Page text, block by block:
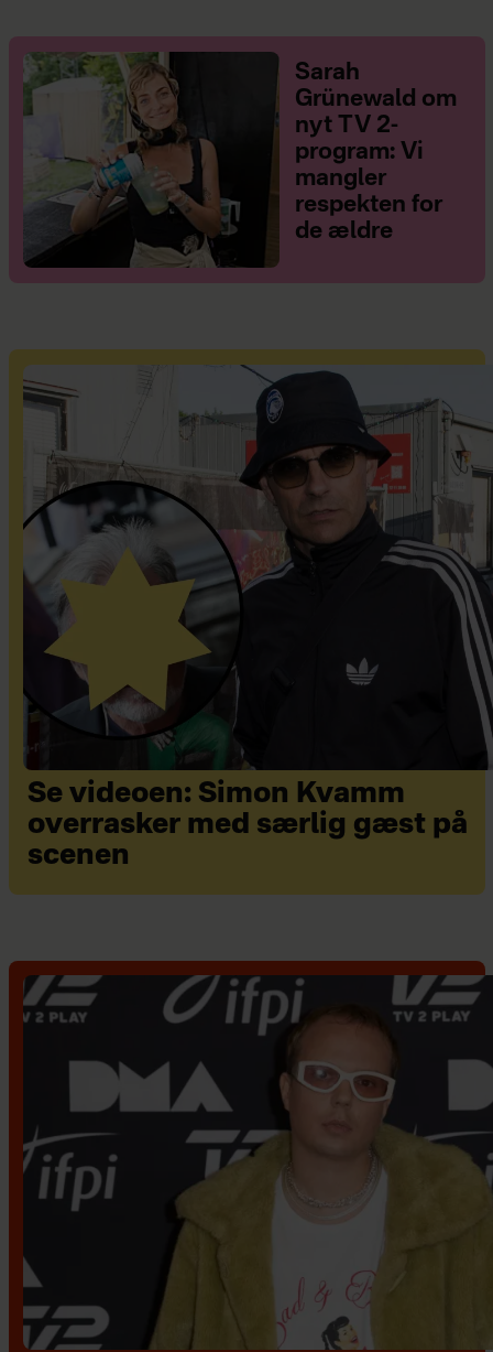
Sarah
Grünewald om
nyt TV 2-
program: Vi
mangler
respekten for
de ældre
Se videoen: Simon Kvamm
overrasker med særlig gæst på
scenen